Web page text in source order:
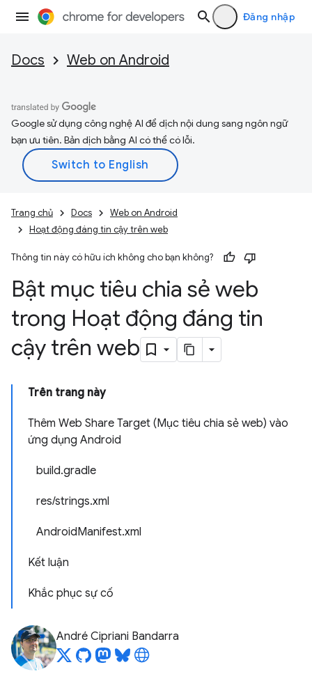
Đăng nhập
Docs Web on Android
Google sử dụng công nghệ AI để dịch nội dung sang ngôn ngữ
bạn ưu tiên. Bản dịch bằng AI có thể có lỗi.
Trang chủ Docs
Web on Android
Hoạt động đáng tin cậy trên web
Thông tin này có hữu ích không cho bạn không?
Bật mục tiêu chia sẻ web
trong Hoạt động đáng tin
cậy trên web
Trên trang này
Thêm Web Share Target (Mục tiêu chia sẻ web) vào
ứng dụng Android
build.gradle
res/strings.xml
AndroidManifest.xml
Kết luận
Khắc phục sự cố
André Cipriani Bandarra